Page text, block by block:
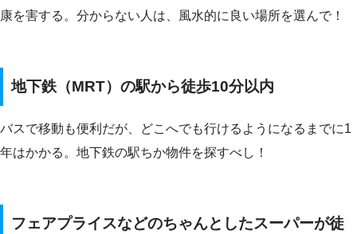
康を害する。分からない人は、風水的に良い場所を選んで！
地下鉄（MRT）の駅から徒歩10分以内
バスで移動も便利だが、どこへでも行けるようになるまでに1
年はかかる。地下鉄の駅ちか物件を探すべし！
フェアプライスなどのちゃんとしたスーパーが徒